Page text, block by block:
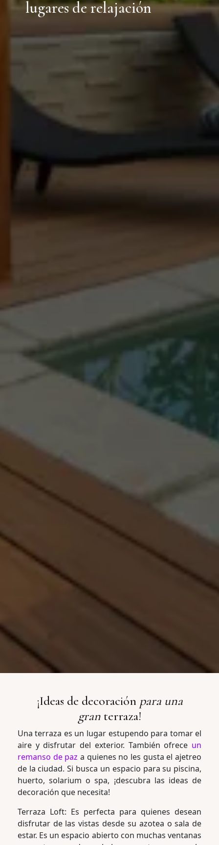
lugares de relajación
¡Ideas de decoración para una
granterraza!
Una terraza es un lugar estupendo para tomar el
aire y disfrutar del exterior. También ofrece un
remanso de paz a quienes no les gusta el ajetreo
de la ciudad. Si busca un espacio para su piscina,
huerto, solarium o spa, ¡descubra las ideas de
decoración que necesita!
Terraza Loft: Es perfecta para quienes desean
disfrutar de las vistas desde su azotea o sala de
estar. Es un espacio abierto con muchas ventanas